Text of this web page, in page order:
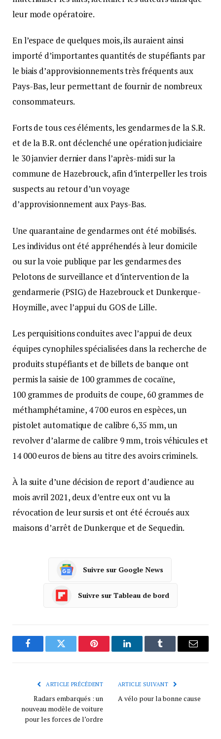
leur mode opératoire.
En l’espace de quelques mois, ils auraient ainsi
importé d’importantes quantités de stupéfiants par
le biais d’approvisionnements très fréquents aux
Pays-Bas, leur permettant de fournir de nombreux
consommateurs.
Forts de tous ces éléments, les gendarmes de la S.R.
et de la B.R. ont déclenché une opération judiciaire
le 30 janvier dernier dans l’après-midi sur la
commune de Hazebrouck, afin d’interpeller les trois
suspects au retour d’un voyage
d’approvisionnement aux Pays-Bas.
Une quarantaine de gendarmes ont été mobilisés.
Les individus ont été appréhendés à leur domicile
ou sur la voie publique par les gendarmes des
Pelotons de surveillance et d’intervention de la
gendarmerie (PSIG) de Hazebrouck et Dunkerque-
Hoymille, avec l’appui du GOS de Lille.
Les perquisitions conduites avec l’appui de deux
équipes cynophiles spécialisées dans la recherche de
produits stupéfiants et de billets de banque ont
permis la saisie de 100 grammes de cocaïne,
100 grammes de produits de coupe, 60 grammes de
méthamphétamine, 4 700 euros en espèces, un
pistolet automatique de calibre 6,35 mm, un
revolver d’alarme de calibre 9 mm, trois véhicules et
14 000 euros de biens au titre des avoirs criminels.
À la suite d’une décision de report d’audience au
mois avril 2021, deux d’entre eux ont vu la
révocation de leur sursis et ont été écroués aux
maisons d’arrêt de Dunkerque et de Sequedin.
Suivre sur Google News
Suivre sur Tableau de bord
FacebookTwitter Pinterest LinkedInTumblr
ARTICLE PRÉCÉDENT
Radars embarqués : un
nouveau modèle de voiture
pour les forces de l’ordre
ARTICLE SUIVANT
A vélo pour la bonne cause